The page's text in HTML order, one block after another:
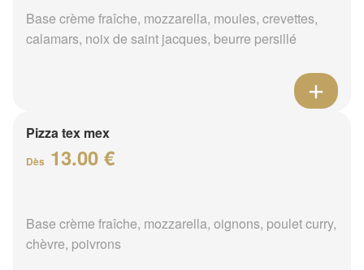
Base crème fraîche, mozzarella, moules, crevettes,
calamars, noix de saint jacques, beurre persillé
Pizza tex mex
Dès 13.00 €
Base crème fraîche, mozzarella, oignons, poulet curry,
chèvre, poivrons